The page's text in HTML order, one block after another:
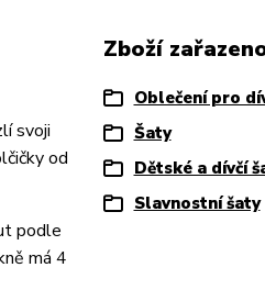
svoji
od
podle
má 4
Zboží
Oblečení pro
Šaty
Dětské a dívčí
Slavnostní šaty